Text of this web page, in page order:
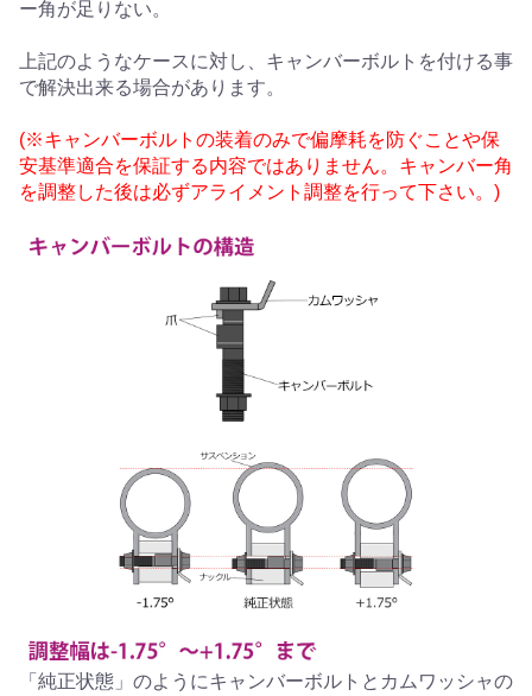
ー角が足りない。
上記のようなケースに対し、キャンバーボルトを付ける事
で解決出来る場合があります。
(※キャンバーボルトの装着のみで偏摩耗を防ぐことや保
安基準適合を保証する内容ではありません。キャンバー角
を調整した後は必ずアライメント調整を行って下さい。)
「純正状態」のようにキャンバーボルトとカムワッシャの